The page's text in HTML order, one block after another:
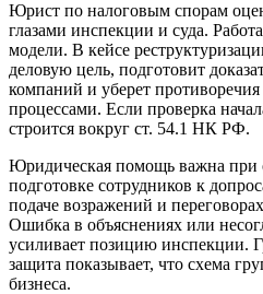
Юрист по налоговым спорам
глазами инспекции и суда.
модели. В кейсе
деловую цель, подготовит
компаний и уберет
процессами. Если проверка
строится вокруг ст. 54.1 НК РФ.
Юридическая помощь важна при
подготовке сотрудников к
подаче возражений и
Ошибка в объяснениях или
усиливает позицию инспекции.
защита показывает, что схема
бизнеса.